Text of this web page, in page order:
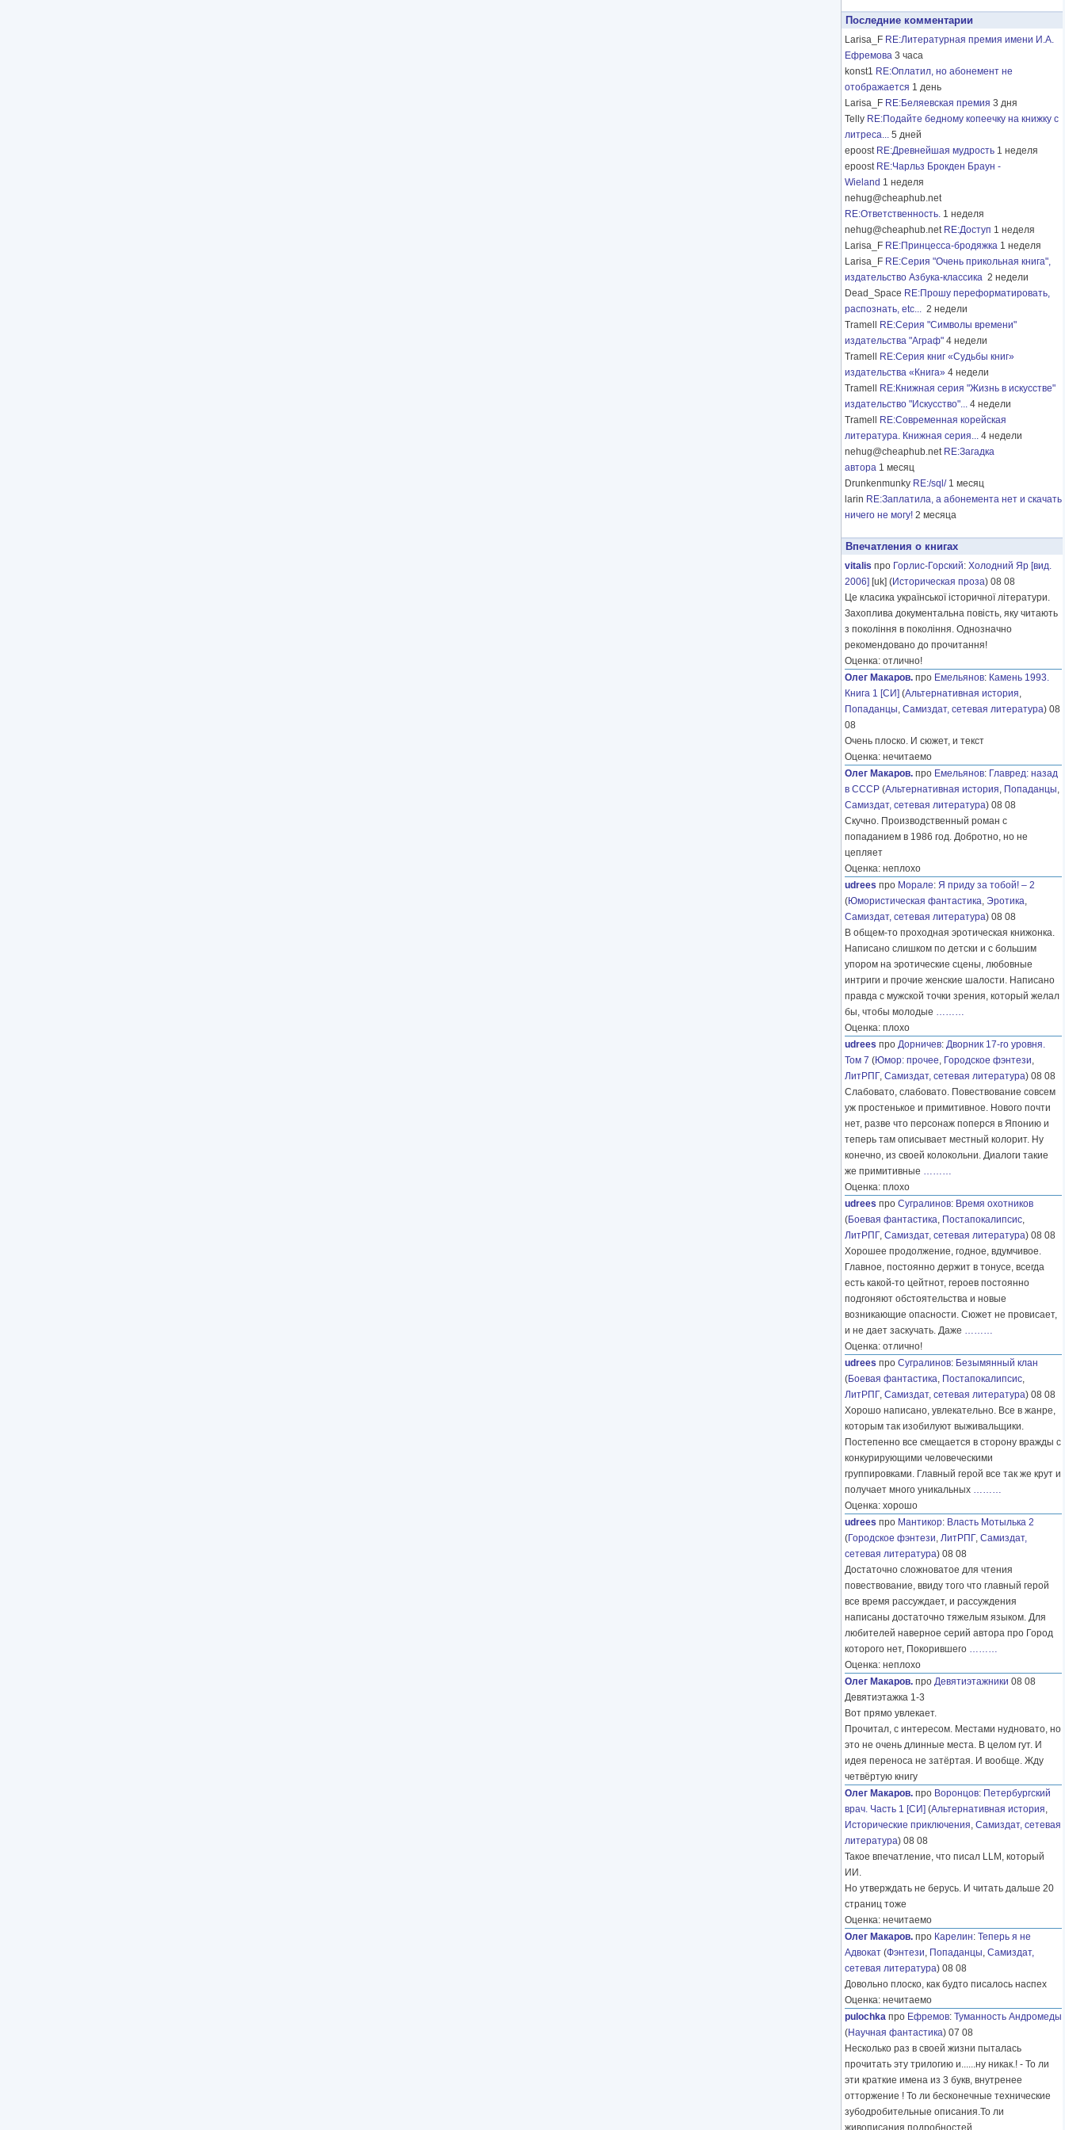
Последние комментарии
Larisa_F RE:Литературная премия имени И.А.
Ефремова 3 часа
konst1 RE:Оплатил, но абонемент не
отображается 1 день
Larisa_F RE:Беляевская премия 3 дня
Telly RE:Подайте бедному копеечку на книжку с
литреса... 5 дней
epoost RE:Древнейшая мудрость 1 неделя
epoost RE:Чарльз Брокден Браун -
Wieland 1 неделя
nehug@cheaphub.net
RE:Ответственность. 1 неделя
nehug@cheaphub.net RE:Доступ 1 неделя
Larisa_F RE:Принцесса-бродяжка 1 неделя
Larisa_F RE:Серия "Очень прикольная книга",
издательство Азбука-классика 2 недели
Dead_Space RE:Прошу переформатировать,
распознать, etc... 2 недели
Tramell
RE:Серия "Символы времени"
издательства "Аграф" 4 недели
Tramell
RE:Серия книг «Судьбы книг»
издательства «Книга» 4 недели
Tramell
RE:Книжная серия "Жизнь в искусстве"
издательство "Искусство"... 4 недели
Tramell
RE:Современная корейская
литература. Книжная серия... 4 недели
nehug@cheaphub.net RE:Загадка
автора 1 месяц
Drunkenmunky RE:/sql/ 1 месяц
larin RE:Заплатила, а абонемента нет и скачать
ничего не могу! 2 месяца
Впечатления о книгах
vitalis про Горлис-Горский: Холодний Яр [вид.
2006] [uk] (Историческая проза) 08 08
Це класика української історичної літератури.
Захоплива документальна повість, яку читають
з покоління в покоління. Однозначно
рекомендовано до прочитання!
Оценка: отлично!
Олег Макаров. про Емельянов: Камень 1993.
Книга 1 [СИ] (Альтернативная история,
Попаданцы, Самиздат, сетевая литература) 08
08
Очень плоско. И сюжет, и текст
Оценка: нечитаемо
Олег Макаров. про Емельянов: Главред: назад
в СССР (Альтернативная история, Попаданцы,
Самиздат, сетевая литература) 08 08
Скучно. Производственный роман с
попаданием в 1986 год. Добротно, но не
цепляет
Оценка: неплохо
udrees про Морале: Я приду за тобой! – 2
(Юмористическая фантастика, Эротика,
Самиздат, сетевая литература) 08 08
В общем-то проходная эротическая книжонка.
Написано слишком по детски и с большим
упором на эротические сцены, любовные
интриги и прочие женские шалости. Написано
правда с мужской точки зрения, который желал
бы, чтобы молодые ………
Оценка: плохо
udrees про Дорничев: Дворник 17-го уровня.
Том 7 (Юмор: прочее, Городское фэнтези,
ЛитРПГ, Самиздат, сетевая литература) 08 08
Слабовато, слабовато. Повествование совсем
уж простенькое и примитивное. Нового почти
нет, разве что персонаж поперся в Японию и
теперь там описывает местный колорит. Ну
конечно, из своей колокольни. Диалоги такие
же примитивные ………
Оценка: плохо
udrees про Сугралинов: Время охотников
(Боевая фантастика, Постапокалипсис,
ЛитРПГ, Самиздат, сетевая литература) 08 08
Хорошее продолжение, годное, вдумчивое.
Главное, постоянно держит в тонусе, всегда
есть какой-то цейтнот, героев постоянно
подгоняют обстоятельства и новые
возникающие опасности. Сюжет не провисает,
и не дает заскучать. Даже ………
Оценка: отлично!
udrees про Сугралинов: Безымянный клан
(Боевая фантастика, Постапокалипсис,
ЛитРПГ, Самиздат, сетевая литература) 08 08
Хорошо написано, увлекательно. Все в жанре,
которым так изобилуют выживальщики.
Постепенно все смещается в сторону вражды с
конкурирующими человеческими
группировками. Главный герой все так же крут и
получает много уникальных ………
Оценка: хорошо
udrees про Мантикор: Власть Мотылька 2
(Городское фэнтези, ЛитРПГ, Самиздат,
сетевая литература) 08 08
Достаточно сложноватое для чтения
повествование, ввиду того что главный герой
все время рассуждает, и рассуждения
написаны достаточно тяжелым языком. Для
любителей наверное серий автора про Город
которого нет, Покорившего ………
Оценка: неплохо
Олег Макаров. про Девятиэтажники 08 08
Девятиэтажка 1-3
Вот прямо увлекает.
Прочитал, с интересом. Местами нудновато, но
это не очень длинные места. В целом гут. И
идея переноса не затёртая. И вообще. Жду
четвёртую книгу
Олег Макаров. про Воронцов: Петербургский
врач. Часть 1 [СИ] (Альтернативная история,
Исторические приключения, Самиздат, сетевая
литература) 08 08
Такое впечатление, что писал LLM, который
ИИ.
Но утверждать не берусь. И читать дальше 20
страниц тоже
Оценка: нечитаемо
Олег Макаров. про Карелин: Теперь я не
Адвокат (Фэнтези, Попаданцы, Самиздат,
сетевая литература) 08 08
Довольно плоско, как будто писалось наспех
Оценка: нечитаемо
pulochka про Ефремов: Туманность Андромеды
(Научная фантастика) 07 08
Несколько раз в своей жизни пыталась
прочитать эту трилогию и......ну никак.! - То ли
эти краткие имена из 3 букв, внутренее
отторжение ! То ли бесконечные технические
зубодробительные описания.То ли